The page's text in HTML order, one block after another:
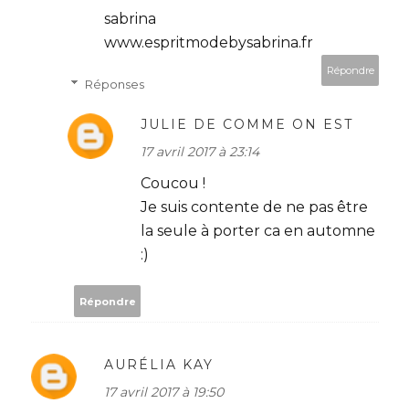
sabrina
www.espritmodebysabrina.fr
Répondre
Réponses
JULIE DE COMME ON EST
17 avril 2017 à 23:14
Coucou !
Je suis contente de ne pas être
la seule à porter ca en automne
:)
Répondre
AURÉLIA KAY
17 avril 2017 à 19:50